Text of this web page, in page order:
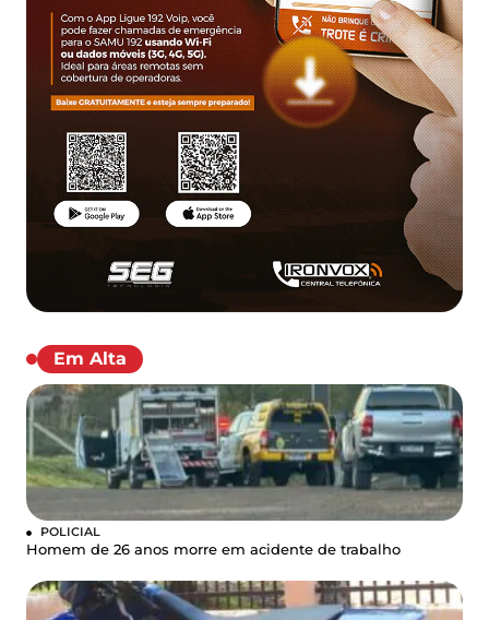
Em Alta
POLICIAL
Homem de 26 anos morre em acidente de trabalho